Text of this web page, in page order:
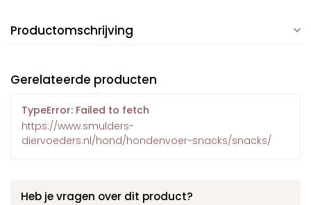
Productomschrijving
Gerelateerde producten
TypeError: Failed to fetch
https://www.smulders-
diervoeders.nl/hond/hondenvoer-snacks/snacks/
Heb je vragen over dit product?